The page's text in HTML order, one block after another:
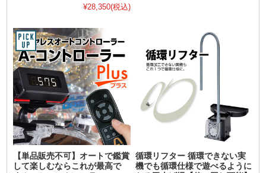
¥28,350(税込)
【単品販売不可】オートで鑑賞
して楽しむならこれが最高で
循環リフター 循環できない実
機でも循環仕様で遊べるように